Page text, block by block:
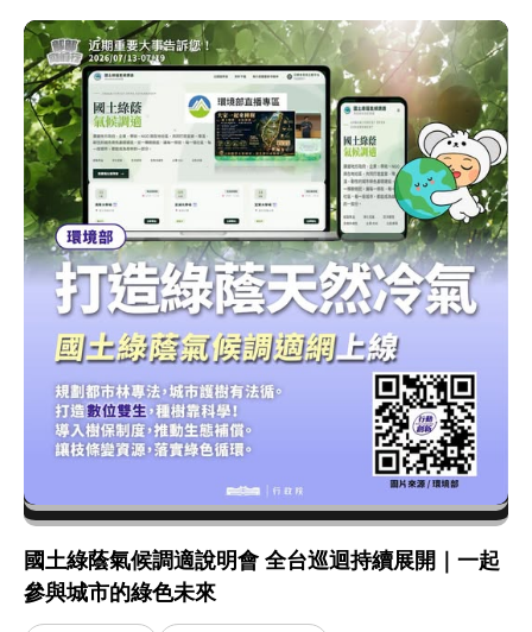
國土綠蔭氣候調適說明會 全台巡迴持續展開｜一起
參與城市的綠色未來